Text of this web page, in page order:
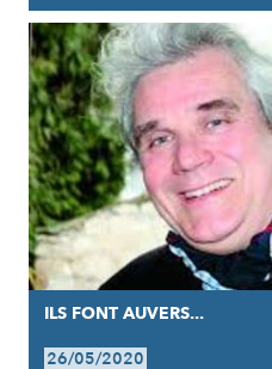
ILS FONT AUVERS...
26/05/2020